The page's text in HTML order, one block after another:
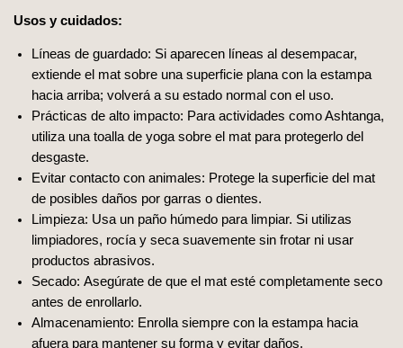
Usos y cuidados:
Líneas de guardado: Si aparecen líneas al desempacar,
extiende el mat sobre una superficie plana con la estampa
hacia arriba; volverá a su estado normal con el uso.
Prácticas de alto impacto: Para actividades como Ashtanga,
utiliza una toalla de yoga sobre el mat para protegerlo del
desgaste.
Evitar contacto con animales: Protege la superficie del mat
de posibles daños por garras o dientes.
Limpieza: Usa un paño húmedo para limpiar. Si utilizas
limpiadores, rocía y seca suavemente sin frotar ni usar
productos abrasivos.
Secado: Asegúrate de que el mat esté completamente seco
antes de enrollarlo.
Almacenamiento: Enrolla siempre con la estampa hacia
afuera para mantener su forma y evitar daños.